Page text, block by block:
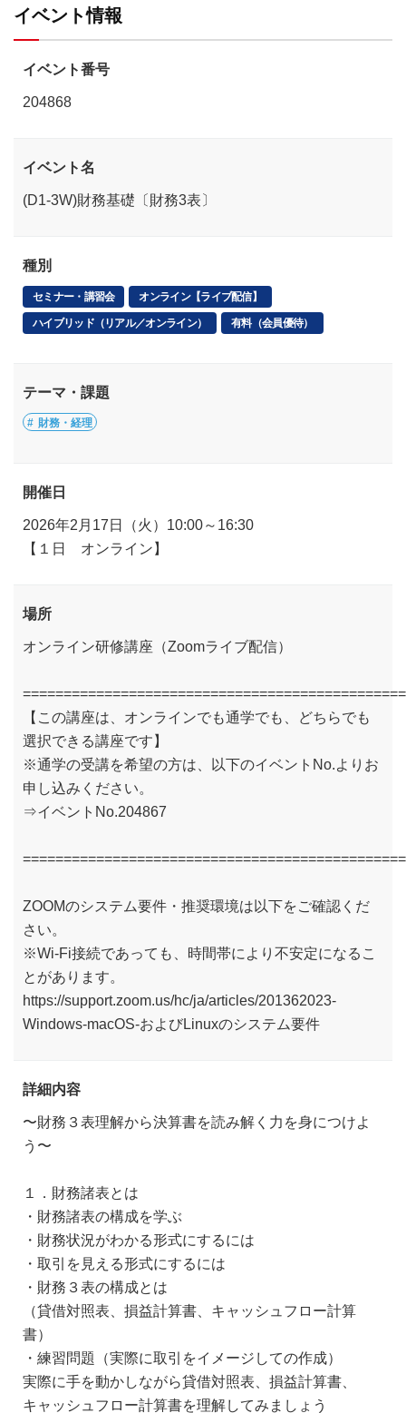
イベント情報
イベント番号
204868
イベント名
(D1-3W)財務基礎〔財務3表〕
種別
セミナー・講習会 オンライン【ライブ配信】
ハイブリッド（リアル／オンライン） 有料（会員優待）
テーマ・課題
財務・経理
開催日
2026年2月17日（火）10:00～16:30
【１日 オンライン】
場所
オンライン研修講座（Zoomライブ配信）
【この講座は、オンラインでも通学でも、どちらでも
選択できる講座です】
※通学の受講を希望の方は、以下のイベントNo.よりお
申し込みください。
⇒イベントNo.204867
ZOOMのシステム要件・推奨環境は以下をご確認くだ
さい。
※Wi-Fi接続であっても、時間帯により不安定になるこ
とがあります。
https://support.zoom.us/hc/ja/articles/201362023-
Windows-macOS-およびLinuxのシステム要件
詳細内容
〜財務３表理解から決算書を読み解く力を身につけよ
う〜
１．財務諸表とは
・財務諸表の構成を学ぶ
・財務状況がわかる形式にするには
・取引を見える形式にするには
・財務３表の構成とは
（貸借対照表、損益計算書、キャッシュフロー計算
書）
・練習問題（実際に取引をイメージしての作成）
実際に手を動かしながら貸借対照表、損益計算書、
キャッシュフロー計算書を理解してみましょう